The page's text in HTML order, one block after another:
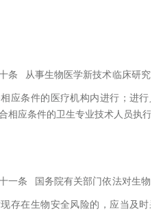
条 从事生物医学新技术临床研究
应条件的医疗机构内进行；进行
相应条件的卫生专业技术人员执行。
一条 国务院有关部门依法对生物
存在生物安全风险的，应当及时